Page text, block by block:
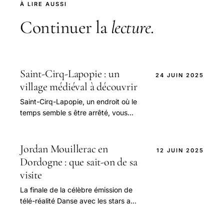
À LIRE AUSSI
Continuer la lecture.
Saint-Cirq-Lapopie : un
village médiéval à découvrir
Saint-Cirq-Lapopie, un endroit où le
temps semble s être arrêté, vous
24 JUIN 2025
Jordan Mouillerac en
Dordogne : que sait-on de sa
visite
La finale de la célèbre émission de
télé-réalité Danse avec les stars a
12 JUIN 2025